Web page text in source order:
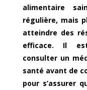
alimentaire
régulière, mais
atteindre des
efficace. Il
consulter un
santé avant de
pour s’assurer